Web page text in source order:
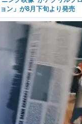
ン」が8月下旬より発売